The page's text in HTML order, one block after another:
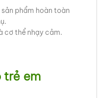
phẩm hoàn toàn
cơ thể nhạy cảm.
trẻ em